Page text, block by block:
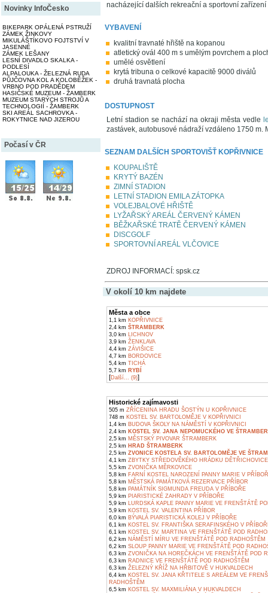
Novinky InfoČesko
BIKEPARK OPÁLENÁ PSTRUŽÍ
ZÁMEK ŽINKOVY
MIKULÁŠTÍKOVO FOJTSTVÍ V
JASENNÉ
ZÁMEK LEŠANY
LESNÍ DIVADLO SKALKA -
PODLESÍ
ALPALOUKA - ŽELEZNÁ RUDA
PŮJČOVNA KOL A KOLOBĚŽEK -
VRBNO POD PRADĚDEM
HASIČSKÉ MUZEUM - ŽAMBERK
MUZEUM STARÝCH STROJŮ A
TECHNOLOGIÍ - ŽAMBERK
SKI AREÁL SACHROVKA -
ROKYTNICE NAD JIZEROU
Počasí v ČR
nacházející dalších rekreační a sportovní zařízení
VYBAVENÍ
kvalitní travnaté hřiště na kopanou
atletický ovál 400 m s umělým povrchem a
umělé osvětlení
krytá tribuna o celkové kapacitě 9000 diválů
druhá travnatá plocha
DOSTUPNOST
Letní stadion se nachází na okraji města vedle
zastávek, autobusové nádraží vzdáleno 1750
SEZNAM DALŠÍCH SPORTOVIŠŤ KOPŘIVNICE
KOUPALIŠTĚ
KRYTÝ BAZÉN
ZIMNÍ STADION
LETNÍ STADION EMILA ZÁTOPKA
VOLEJBALOVÉ HŘIŠTĚ
LYŽAŘSKÝ AREÁL ČERVENÝ KÁMEN
BĚŽKAŘSKÉ TRATĚ ČERVENÝ KÁMEN
DISCGOLF
SPORTOVNÍ AREÁL VLČOVICE
ZDROJ INFORMACÍ: spsk.cz
V okolí 10 km najdete
Města a obce
1,1 km KOPŘIVNICE
2,4 km ŠTRAMBERK
3,0 km LICHNOV
3,9 km ŽENKLAVA
4,4 km ZÁVIŠICE
4,7 km BORDOVICE
5,4 km TICHÁ
5,7 km RYBÍ
[Další... (9)]
Historické zajímavosti
505 m ZŘÍCENINA HRADU ŠOSTÝN U KOPŘIVNICE
748 m KOSTEL SV. BARTOLOMĚJE V KOPŘIVNICI
1,4 km BUDOVA ŠKOLY NA NÁMĚSTÍ V KOPŘIVNICI
2,4 km KOSTEL SV. JANA NEPOMUCKÉHO VE
2,5 km MĚSTSKÝ PIVOVAR ŠTRAMBERK
2,5 km HRAD ŠTRAMBERK
2,5 km ZVONICE KOSTELA SV. BARTOLOMĚJE VE
4,1 km ZBYTKY STŘEDOVĚKÉHO HRÁDKU
5,5 km ZVONIČKA MĚRKOVICE
5,8 km FARNÍ KOSTEL NAROZENÍ PANNY MARIE V
5,8 km MĚSTSKÁ PAMÁTKOVÁ REZERVACE PŘÍBOR
5,8 km PAMÁTNÍK SIGMUNDA FREUDA V PŘÍBOŘE
5,9 km PIARISTICKÉ ZAHRADY V PŘÍBOŘE
5,9 km LURDSKÁ KAPLE PANNY MARIE VE FRENŠTÁTĚ
5,9 km KOSTEL SV. VALENTINA PŘÍBOR
6,0 km BÝVALÁ PIARISTICKÁ KOLEJ V PŘÍBOŘE
6,1 km KOSTEL SV. FRANTIŠKA SERAFINSKÉHO V
6,1 km KOSTEL SV. MARTINA VE FRENŠTÁTĚ POD
6,2 km NÁMĚSTÍ MÍRU VE FRENŠTÁTĚ POD RADHOŠTĚM
6,2 km SLOUP PANNY MARIE VE FRENŠTÁTĚ POD
6,3 km ZVONIČKA NA HOREČKÁCH VE FRENŠTÁTĚ POD
6,3 km RADNICE VE FRENŠTÁTĚ POD RADHOŠTĚM
6,3 km ŽELEZNÝ KŘÍŽ NA HŘBITOVĚ V HUKVALDECH
6,4 km KOSTEL SV. JANA KŘTITELE S AREÁLEM VE
RADHOŠTĚM
6,5 km KOSTEL SV. MAXMILIÁNA V HUKVALDECH